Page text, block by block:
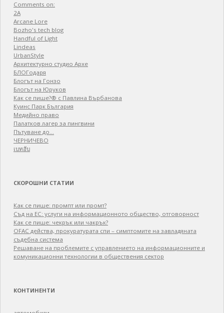
Comments on:
2A
Arcane Lore
Bozho's tech blog
Handful of Light
Lindeas
UrbanStyle
Архитектурно студио Архе
БЛОГодаря
Блогът на Гонзо
Блогът на Юруков
Как се пише?® с Павлина Върбанова
Куинс Парк България
Медийно право
Палатков лагер зa пингвини
Пътуване до…
ЧЕРНИЧЕВО
เบทฮับ
СКОРОШНИ СТАТИИ
Как се пише: промпт или промт?
Съд на ЕС: услуги на информационното общество, отговорност
Как се пише: чекрък или чакрък?
OFAC действа, прокуратурата спи – симптомите на завладяната
съдебна система
Решаване на проблемите с управлението на информационните и
комуникационни технологии в обществения сектор
КОНТИНЕНТИ